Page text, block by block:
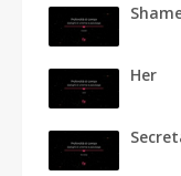
Her